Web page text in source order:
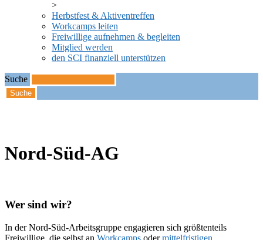
Herbstfest & Aktiventreffen
Workcamps leiten
Freiwillige aufnehmen & begleiten
Mitglied werden
den SCI finanziell unterstützen
Suche
Nord-Süd-AG
Wer sind wir?
In der Nord-Süd-Arbeitsgruppe engagieren sich größtenteils
Freiwillige, die selbst an Workcamps odermittelfristigen